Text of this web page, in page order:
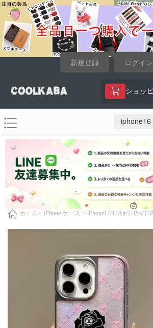
新規登録 ログイン
ショッ
ホーム> iPhone ケース > iPhone17/17Air/17Pro/